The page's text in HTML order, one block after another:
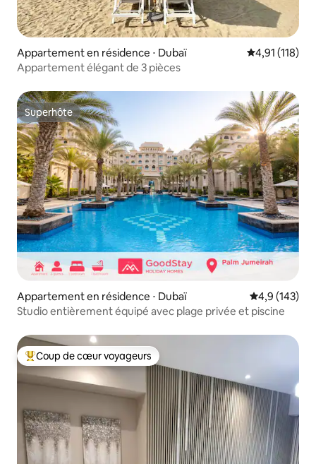
Appartement en résidence ⋅ Dubaï Évaluation
4,91 (118)
Appartement élégant de 3 pièces
Superhôte
Superhôte
Appartement en résidence ⋅ Dubaï Évaluation
4,9 (143)
Studio entièrement équipé avec plage privée et piscine
Coups de cœur voyageurs les plus appréciés
Coup de cœur voyageurs